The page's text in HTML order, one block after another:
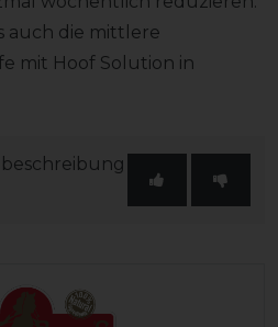
auch die mittlere
mit Hoof Solution in